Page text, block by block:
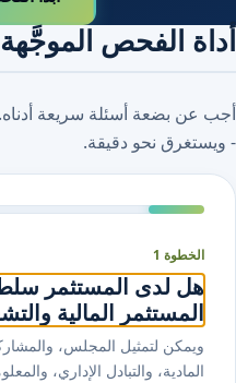
أداة الفحص الموجَّهة
أجب عن بضعة أسئلة سريعة
- ويستغرق نحو دقيقة.
الخطوة 1
هل لدى المستثمر
المستثمر المالية
ويمكن لتمثيل المجلس،
المادية، والتبادل الإداري،